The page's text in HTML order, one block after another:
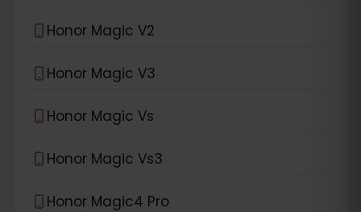
Honor Magic V2
Honor Magic V3
Honor Magic Vs
Honor Magic Vs3
Honor Magic4 Pro